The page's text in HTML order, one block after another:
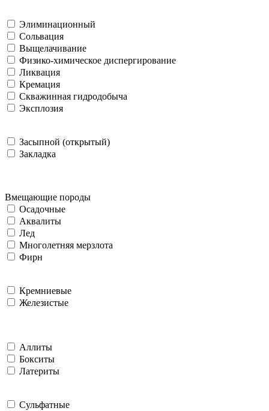
Элиминационный
Сольвация
Выщелачивание
Физико-химическое диспергирование
Ликвация
Кремация
Скважинная гидродобыча
Эксплозия
Засыпной (открытый)
Закладка
Вмещающие породы
Осадочные
Аквалиты
Лед
Многолетняя мерзлота
Фирн
Кремниевые
Железистые
Аллиты
Бокситы
Латериты
Сульфатные